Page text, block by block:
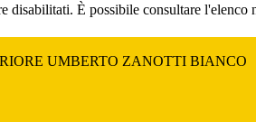
disabilitati. È possibile consultare
UMBERTO ZANOTTI BIANCO